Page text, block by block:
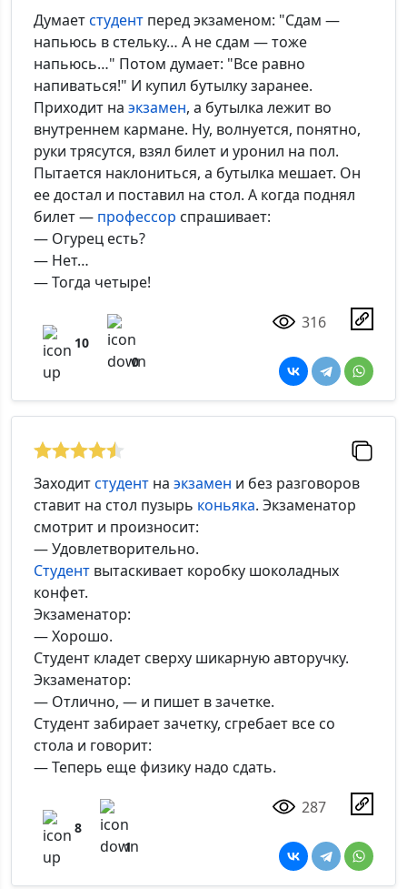
Думаетстудент перед экзаменом: "Сдам —
напьюсь в стельку… А не сдам — тоже
напьюсь…" Потом думает: "Все равно
напиваться!" И купил бутылку заранее.
Приходит на экзамен, а бутылка лежит во
внутреннем кармане. Ну, волнуется, понятно,
руки трясутся, взял билет и уронил на пол.
Пытается наклониться, а бутылка мешает. Он
ее достал и поставил на стол. А когда поднял
билет — профессор спрашивает:
— Огурец есть?
— Нет…
— Тогда четыре!
10
0
316
Заходитстудент на экзамен и без разговоров
ставит на стол пузырь коньяка. Экзаменатор
смотрит и произносит:
— Удовлетворительно.
Студент вытаскивает коробку шоколадных
конфет.
Экзаменатор:
— Хорошо.
Студент кладет сверху шикарную авторучку.
Экзаменатор:
— Отлично, — и пишет в зачетке.
Студент забирает зачетку, сгребает все со
стола и говорит:
— Теперь еще физику надо сдать.
8
1
287